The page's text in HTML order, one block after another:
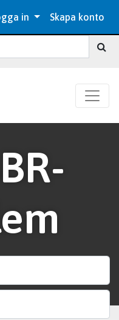
in Skapa konto
Sök